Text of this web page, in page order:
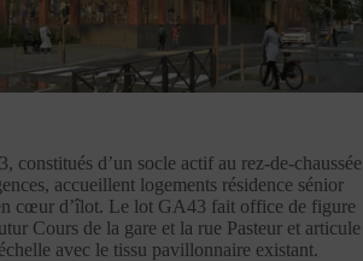
constitués d’un socle actif au rez-de-chaussée
accueillent logements résidence sénior
cœur d’îlot. Le lot GA43 fait office de figure
Cours de la gare et la rue Pasteur et articule
avec le tissu pavillonnaire existant.